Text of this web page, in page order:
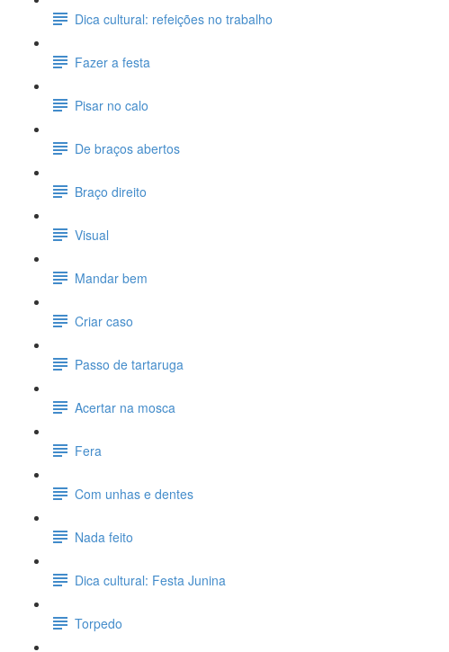
Dica cultural: refeições no trabalho
Fazer a festa
Pisar no calo
De braços abertos
Braço direito
Visual
Mandar bem
Criar caso
Passo de tartaruga
Acertar na mosca
Fera
Com unhas e dentes
Nada feito
Dica cultural: Festa Junina
Torpedo